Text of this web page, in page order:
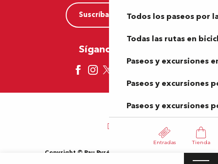
Todos los paseos por
Todas las rutas en
Paseos y excursiones
Paseos y excursiones
Paseos y excursiones
Entradas Tienda
Suscríbase ahora
Síganos aquí
Copyright © Pau Pyrénées Tourisme 2024
Condiciones de uso